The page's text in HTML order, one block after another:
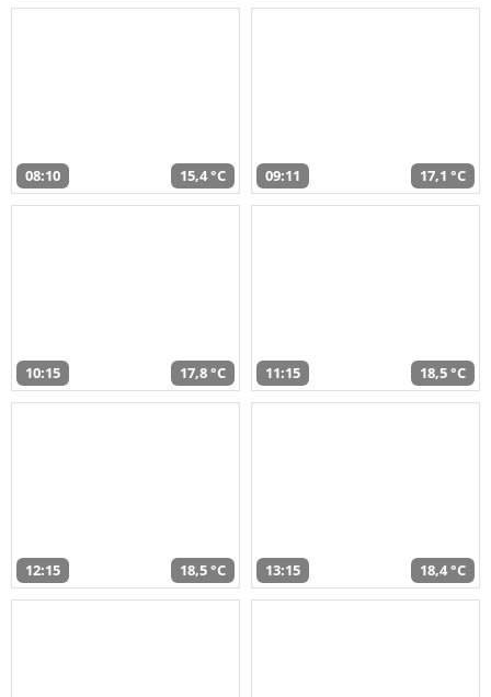
08:10 15,4 °C 09:11 17,1 °C
10:15 17,8 °C 11:15 18,5 °C
12:15 18,5 °C 13:15 18,4 °C